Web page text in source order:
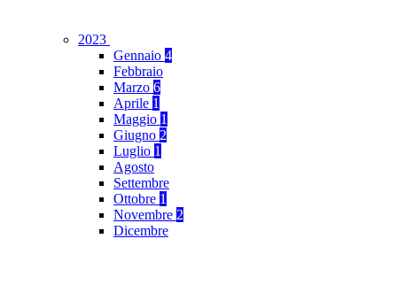
2023
Gennaio 4
Febbraio
Marzo 6
Aprile 1
Maggio 1
Giugno 2
Luglio 1
Agosto
Settembre
Ottobre 1
Novembre 2
Dicembre